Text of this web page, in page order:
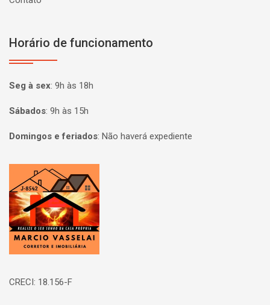
Horário de funcionamento
Seg à sex: 9h às 18h
Sábados: 9h às 15h
Domingos e feriados: Não haverá expediente
Página inicial
CRECI: 18.156-F